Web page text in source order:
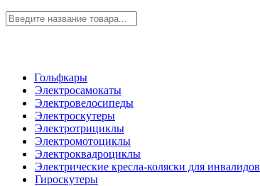
Гольфкары
Электросамокаты
Электровелосипеды
Электроскутеры
Электротрициклы
Электромотоциклы
Электроквадроциклы
Электрические кресла-коляски для инвалидов
Гироскутеры